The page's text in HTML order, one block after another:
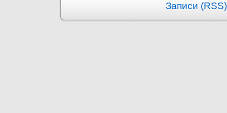
Записи (RSS)